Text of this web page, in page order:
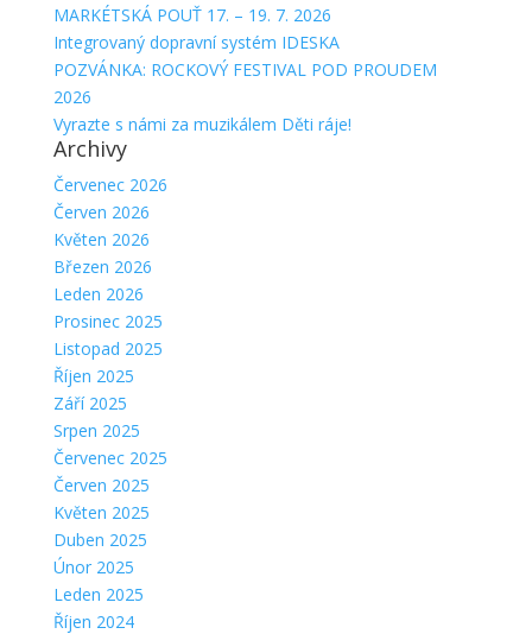
MARKÉTSKÁ POUŤ 17. – 19. 7. 2026
Integrovaný dopravní systém IDESKA
POZVÁNKA: ROCKOVÝ FESTIVAL POD PROUDEM
2026
Vyrazte s námi za muzikálem Děti ráje!
Archivy
Červenec 2026
Červen 2026
Květen 2026
Březen 2026
Leden 2026
Prosinec 2025
Listopad 2025
Říjen 2025
Září 2025
Srpen 2025
Červenec 2025
Červen 2025
Květen 2025
Duben 2025
Únor 2025
Leden 2025
Říjen 2024